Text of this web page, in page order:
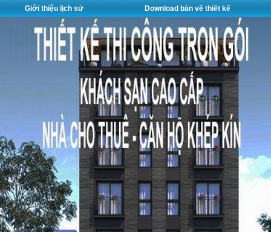
Giới thiệu lịch sử Download bản vẽ thiết kế